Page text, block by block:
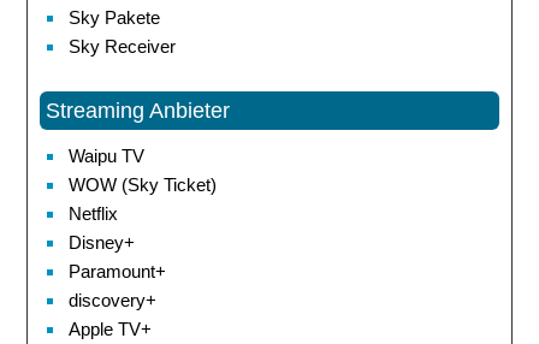
Sky Pakete
Sky Receiver
Streaming Anbieter
Waipu TV
WOW (Sky Ticket)
Netflix
Disney+
Paramount+
discovery+
Apple TV+